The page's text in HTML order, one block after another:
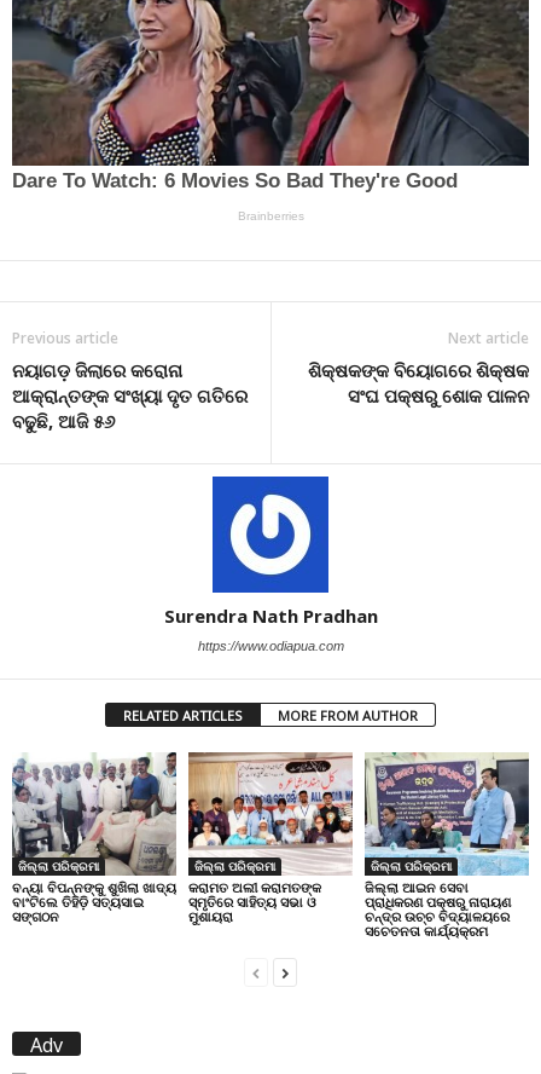
Previous article
ନୟାଗଡ଼ ଜିଲାରେ କରୋନା
ଆକ୍ରାନ୍ତଙ୍କ ସଂଖ୍ୟା ଦୃତ ଗତିରେ
ବଢୁଛି, ଆଜି ୫୬
Next article
ଶିକ୍ଷକଙ୍କ ବିୟୋଗରେ ଶିକ୍ଷକ
ସଂଘ ପକ୍ଷରୁ ଶୋକ ପାଳନ
Surendra Nath Pradhan
https://www.odiapua.com
RELATED ARTICLES MORE FROM AUTHOR
ଜିଲ୍ଲା ପରିକ୍ରମା
ବନ୍ୟା ବିପନ୍ନଙ୍କୁ ଶୁଖିଲା ଖାଦ୍ୟ
ବାଂଟିଲେ ତିହିଡି଼ ସତ୍ୟସାଇ
ସଙ୍ଗଠନ
ଜିଲ୍ଲା ପରିକ୍ରମା
କରାମତ ଅଲୀ କରାମତଙ୍କ
ସ୍ମୃତିରେ ସାହିତ୍ୟ ସଭା ଓ
ମୁଶାୟରା
ଜିଲ୍ଲା ପରିକ୍ରମା
ଜିଲ୍ଲା ଆଇନ ସେବା
ପ୍ରାଧିକରଣ ପକ୍ଷରୁ ନାରାୟଣ
ଚନ୍ଦ୍ର ଉଚ୍ଚ ବିଦ୍ୟାଳୟରେ
ସଚେତନତା କାର୍ଯ୍ୟକ୍ରମ
Adv